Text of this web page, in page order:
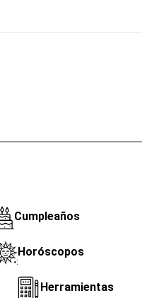
Cumpleaños
Horóscopos
Herramientas